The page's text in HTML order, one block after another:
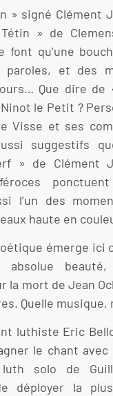
» signé Clément
» de
font qu’une
et des
Que dire de
le Petit ?
Visse et ses
suggestifs
» de Clément
l’un des
haute en
émerge ici
absolue
la mort de Jean
Quelle musique,
luthiste Eric
le chant
solo de
déployer la